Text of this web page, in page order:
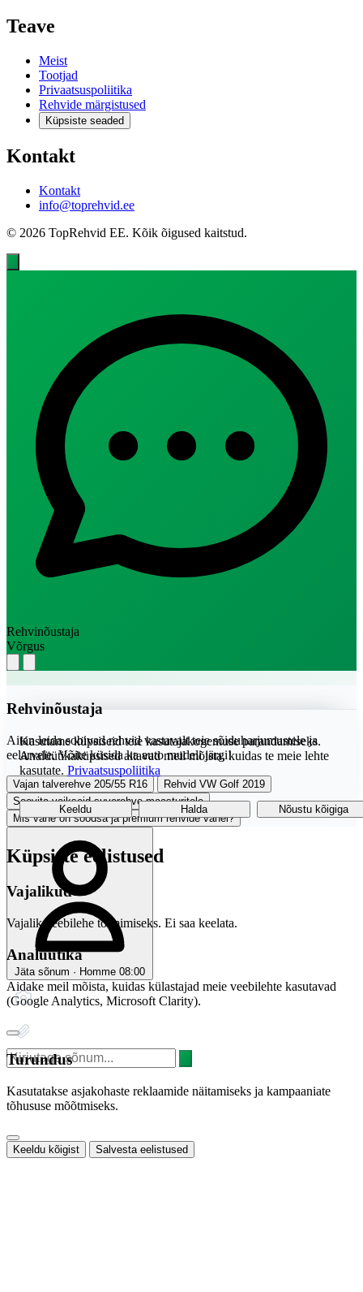
Teave
Meist
Tootjad
Privaatsuspoliitika
Rehvide märgistused
Küpsiste seaded
Kontakt
Kontakt
info@toprehvid.ee
© 2026 TopRehvid EE. Kõik õigused kaitstud.
Rehvinõustaja
Võrgus
Rehvinõustaja
Aitan leida sobivad rehvid vastavalt teie sõiduharjumustele ja
eelarvele. Võite küsida ka auto mudeli järgi!
Vajan talverehve 205/55 R16
Rehvid VW Golf 2019
Soovita vaikseid suverehve maasturitele
Mis vahe on soodsa ja premium rehvide vahel?
Jäta sõnum · Homme 08:00
Kasutame küpsiseid teie kasutajakogemuse parandamiseks.
Analüütikaküpsised aitavad meil mõista, kuidas te meie lehte
kasutate. Privaatsuspoliitika
Keeldu Halda Nõustu kõigiga
Küpsiste eelistused
Vajalikud
Vajalik veebilehe toimimiseks. Ei saa keelata.
Analüütika
Aidake meil mõista, kuidas külastajad meie veebilehte kasutavad
(Google Analytics, Microsoft Clarity).
Turundus
Kasutatakse asjakohaste reklaamide näitamiseks ja kampaaniate
tõhususe mõõtmiseks.
Keeldu kõigist Salvesta eelistused